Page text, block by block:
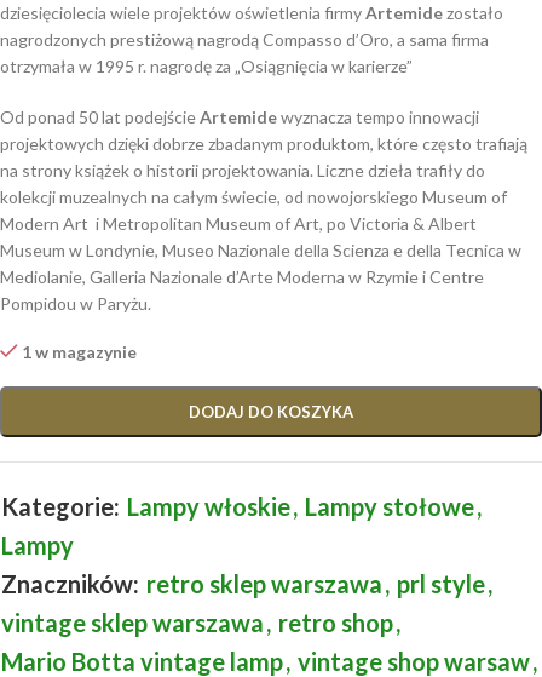
dziesięciolecia wiele projektów oświetlenia firmyArtemidezostało
nagrodzonych prestiżową nagrodą Compasso d’Oro, a sama firma
otrzymała w 1995 r. nagrodę za „Osiągnięcia w karierze”
Od ponad 50 lat podejścieArtemidewyznacza tempo innowacji
projektowych dzięki dobrze zbadanym produktom, które często trafiają
na strony książek o historii projektowania. Liczne dzieła trafiły do ​​
kolekcji muzealnych na całym świecie, od nowojorskiego Museum of
Modern Art i Metropolitan Museum of Art, po Victoria & Albert
Museum w Londynie, Museo Nazionale della Scienza e della Tecnica w
Mediolanie, Galleria Nazionale d’Arte Moderna w Rzymie i Centre
Pompidou w Paryżu.
1 w magazynie
DODAJ DO KOSZYKA
Kategorie: Lampy włoskie, Lampy stołowe,
Lampy
Znaczników: retro sklep warszawa, prl style,
vintage sklep warszawa, retro shop,
Mario Botta vintage lamp, vintage shop warsaw,